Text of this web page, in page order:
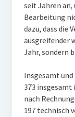
seit Jahren
Bearbeitung
dazu, dass die
ausgreifender
Jahr, sondern
Insgesamt
373 insgesamt
nach
197 technisch